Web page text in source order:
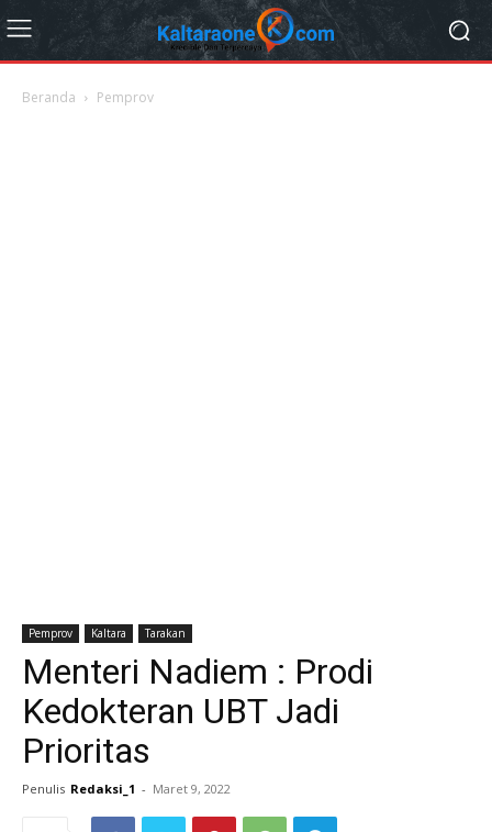
Beranda Pemprov
Pemprov Kaltara Tarakan
Menteri Nadiem : Prodi
Kedokteran UBT Jadi
Prioritas
Penulis Redaksi_1 - Maret 9, 2022